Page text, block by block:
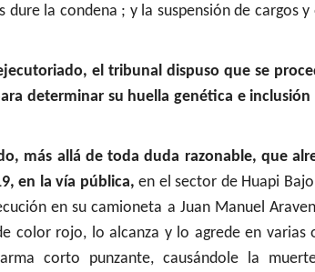
la condena ; y la suspensión de cargos
el tribunal dispuso que se
determinar su huella genética e
más allá de toda duda razonable, que
en la vía pública, en el sector de Huapi
en su camioneta a Juan Manuel
color rojo, lo alcanza y lo agrede en varias
corto punzante, causándole la
Vodanovic desmintió (VIDEO) PDI
dedicada al
Gracias al
cigarrillos de